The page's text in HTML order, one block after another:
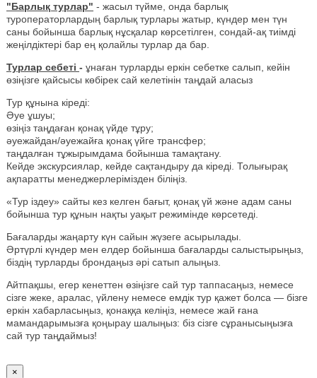
"Барлық турлар" - жасыл түйме, онда барлық
туроператорлардың барлық турлары жатыр, күндер мен түн
саны бойынша барлық нұсқалар көрсетілген, сондай-ақ тиімді
жеңілдіктері бар ең қолайлы турлар да бар.
Турлар себеті - ұнаған турларды еркін себетке салып, кейін
өзіңізге қайсысы көбірек сай келетінін таңдай аласыз
Тур құнына кіреді:
Әуе ұшуы;
өзіңіз таңдаған қонақ үйде тұру;
әуежайдан/әуежайға қонақ үйге трансфер;
таңдалған тұжырымдама бойынша тамақтану.
Кейде экскурсиялар, кейде сақтандыру да кіреді. Толығырақ
ақпаратты менеджерлерімізден біліңіз.
«Тур іздеу» сайты кез келген бағыт, қонақ үй және адам саны
бойынша тур құнын нақты уақыт режимінде көрсетеді.
Бағаларды жаңарту күн сайын жүзеге асырылады.
Әртүрлі күндер мен елдер бойынша бағаларды салыстырыңыз,
біздің турларды брондаңыз әрі сатып алыңыз.
Айтпақшы, егер кенеттен өзіңізге сай тур таппасаңыз, немесе
сізге жеке, аралас, үйлену немесе емдік тур қажет болса — бізге
еркін хабарласыңыз, қонаққа келіңіз, немесе жай ғана
мамандарымызға қоңырау шалыңыз: біз сізге сұранысыңызға
сай тур таңдаймыз!
×